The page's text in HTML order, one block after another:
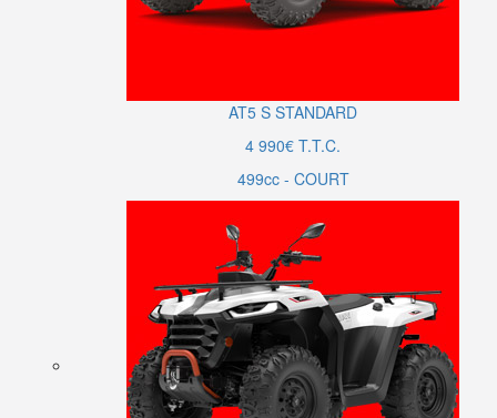
AT5 S STANDARD
4 990€ T.T.C.
499cc - COURT